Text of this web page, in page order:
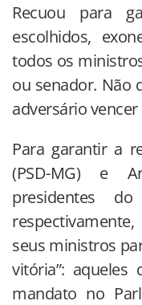
Recuou para
escolhidos,
todos os
ou senador. Não
adversário
Para garantir a
(PSD-MG) e
presidentes
seus ministros
vitória”: aqueles
mandato no